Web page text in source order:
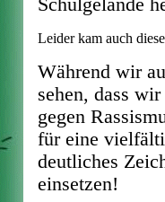
Leider kam auch
Während wir
sehen, dass
gegen
für eine
deutliches
einsetzen!